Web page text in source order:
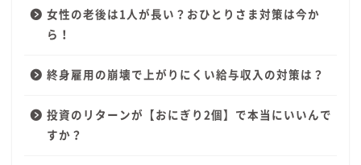
女性の老後は1人が長い？おひとりさま対策は今か
ら！
終身雇用の崩壊で上がりにくい給与収入の対策は？
投資のリターンが【おにぎり2個】で本当にいいんで
すか？